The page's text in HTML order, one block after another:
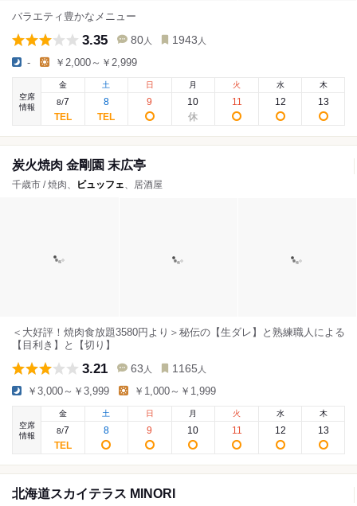
バラエティ豊かなメニュー
3.35 80 人 1943 人
- ￥2,000～￥2,999
空席
情報
金
8/7
土
8
日
9
月
10
火
11
水
12
木
13
炭火焼肉 金剛園 末広亭
千歳市 / 焼肉、 ビュッフェ、居酒屋
＜大好評！焼肉食放題3580円より＞秘伝の【生ダレ】と熟練職人による
【目利き】と【切り】
3.21 63 人 1165 人
￥3,000～￥3,999 ￥1,000～￥1,999
空席
情報
金
8/7
土
8
日
9
月
10
火
11
水
12
木
13
北海道スカイテラス MINORI